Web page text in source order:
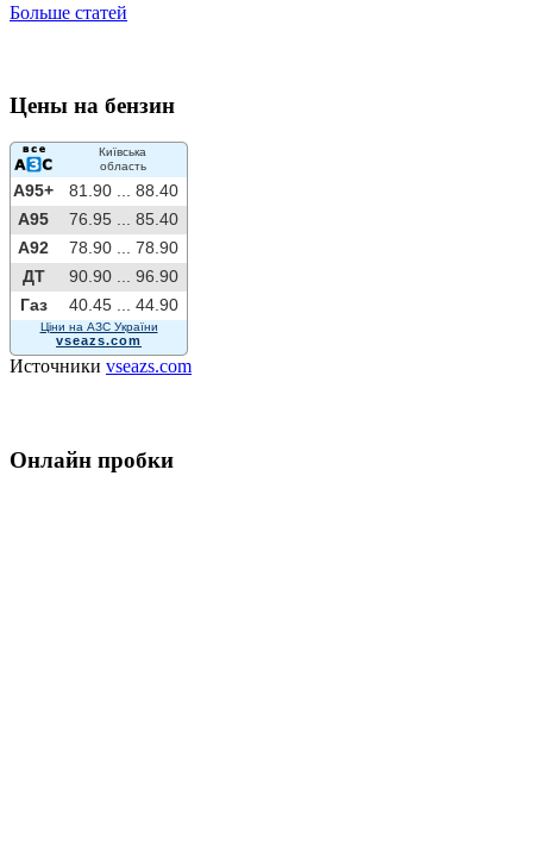
Больше статей
Цены на бензин
Київська
область
A95+ 81.90 ...
88.40
A95
76.95 ...
85.40
A92
78.90 ...
78.90
ДТ
90.90 ...
96.90
Газ
40.45 ... 44.90
Ціни на АЗС України
vseazs.com
Источники vseazs.com
Онлайн пробки